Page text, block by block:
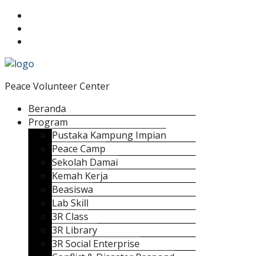
Peace Volunteer Center
Beranda
Program
Pustaka Kampung Impian
Peace Camp
Sekolah Damai
Kemah Kerja
Beasiswa
Lab Skill
3R Class
3R Library
3R Social Enterprise